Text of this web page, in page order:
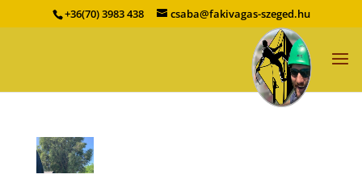
+36(70) 3983 438 csaba@fakivagas-szeged.hu